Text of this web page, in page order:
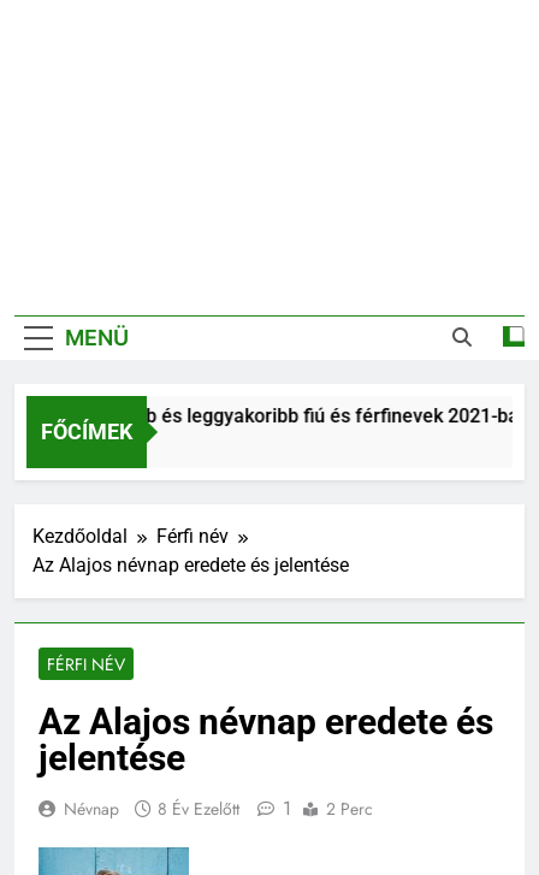
MENÜ
FŐCÍMEK
Legnépszerűbb és leggyakoribb fiú és férfinevek 2021-ban
6 Év Ezelőtt
Kezdőoldal
Férfi név
Az Alajos névnap eredete és jelentése
FÉRFI NÉV
Az Alajos névnap eredete és
jelentése
Névnap 8 Év Ezelőtt 1 2 Perc